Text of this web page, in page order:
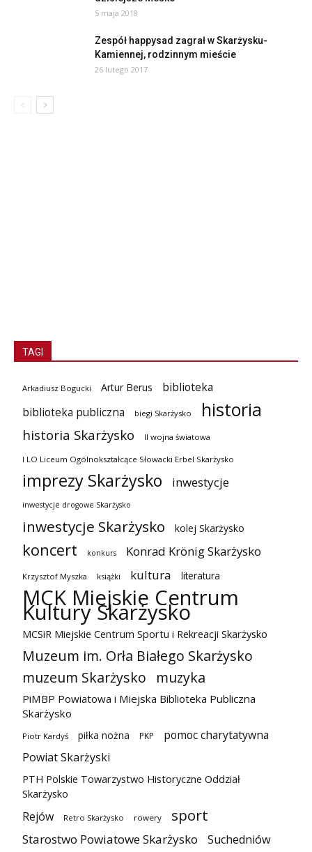
5 maja 2018
Zespół happysad zagrał w Skarżysku-
Kamiennej, rodzinnym mieście
26 lutego 2017
TAGI
Arkadiusz Bogucki Artur Berus
biblioteka
biblioteka publiczna
biegi Skarżysko historia
historia Skarżysko II wojna światowa
I LO Liceum Ogólnokształcące Słowacki Erbel Skarżysko
imprezy Skarżysko inwestycje
inwestycje drogowe Skarżysko
inwestycje Skarżysko kolej Skarżysko
koncert konkurs Konrad Krönig Skarżysko
Krzysztof Myszka książki kultura literatura
MCK Miejskie Centrum
Kultury Skarżysko
MCSiR Miejskie Centrum Sportu i Rekreacji Skarżysko
Muzeum im. Orła Białego Skarżysko
muzeum Skarżysko
muzyka
PiMBP Powiatowa i Miejska Biblioteka Publiczna
Skarżysko
Piotr Kardyś piłka nożna PKP
pomoc charytatywna
Powiat Skarżyski
PTH Polskie Towarzystwo Historyczne Oddział
Skarżysko
Rejów Retro Skarżysko rowery sport
Starostwo Powiatowe Skarżysko Suchedniów